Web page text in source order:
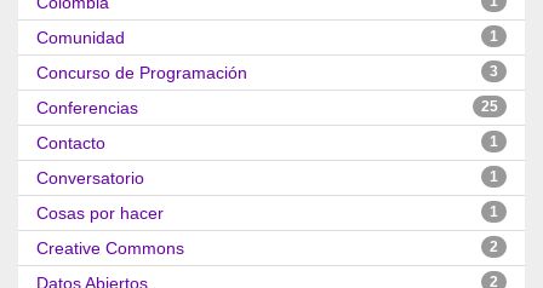
Comunidad 1
Concurso de Programación 3
Conferencias 25
Contacto 1
Conversatorio 1
Cosas por hacer 1
Creative Commons 2
Datos Abiertos 2